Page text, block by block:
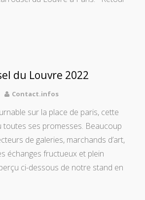
du Louvre 2022
Contact.infos
sur la place de paris, cette
toutes ses promesses. Beaucoup
de galeries, marchands d’art,
échanges fructueux et plein
ci-dessous de notre stand en